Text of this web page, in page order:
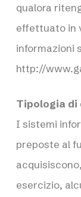
qualora
effettuato in
informazioni
http://
Tipologia
I sistemi
preposte al
esercizio,